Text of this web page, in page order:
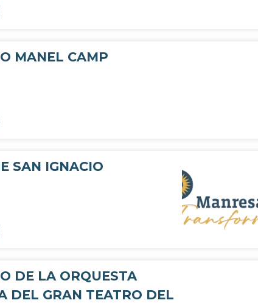
MANEL CAMP
SAN IGNACIO
DE LA ORQUESTA
DEL GRAN TEATRO DEL